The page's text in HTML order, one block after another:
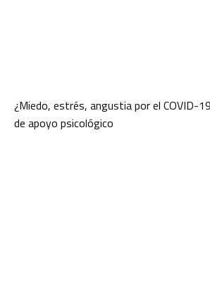
¿Miedo, estrés, angustia por el COVID-
de apoyo psicológico